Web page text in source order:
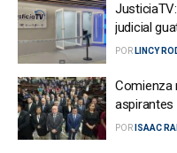
judicial
POR LINCY
Comienza
POR ISAAC